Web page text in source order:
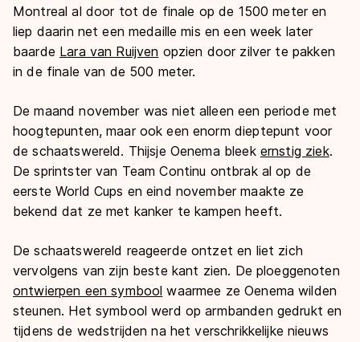
Montreal al door tot de finale op de 1500 meter en
liep daarin net een medaille mis en een week later
baarde Lara van Ruijven opzien door zilver te pakken
in de finale van de 500 meter.
De maand november was niet alleen een periode met
hoogtepunten, maar ook een enorm dieptepunt voor
de schaatswereld. Thijsje Oenema bleek ernstig ziek.
De sprintster van Team Continu ontbrak al op de
eerste World Cups en eind november maakte ze
bekend dat ze met kanker te kampen heeft.
De schaatswereld reageerde ontzet en liet zich
vervolgens van zijn beste kant zien. De ploeggenoten
ontwierpen een symbool waarmee ze Oenema wilden
steunen. Het symbool werd op armbanden gedrukt en
tijdens de wedstrijden na het verschrikkelijke nieuws